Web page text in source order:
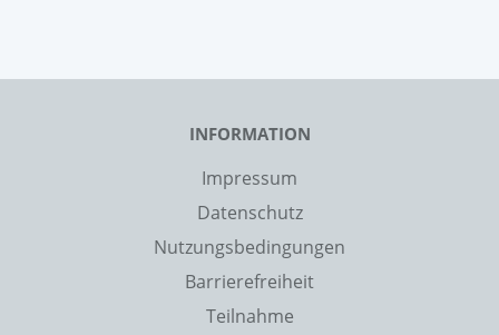
INFORMATION
Impressum
Datenschutz
Nutzungsbedingungen
Barrierefreiheit
Teilnahme